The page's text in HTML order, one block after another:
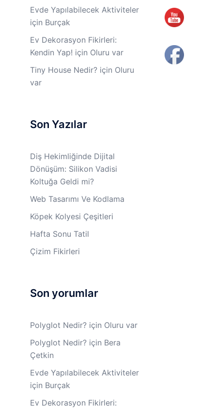
Evde Yapılabilecek Aktiviteler
için Burçak
Ev Dekorasyon Fikirleri:
Kendin Yap! için Oluru var
Tiny House Nedir?için Oluru
var
Son Yazılar
Diş Hekimliğinde Dijital
Dönüşüm: Silikon Vadisi
Koltuğa Geldi mi?
Web Tasarımı Ve Kodlama
Köpek Kolyesi Çeşitleri
Hafta Sonu Tatil
Çizim Fikirleri
Son yorumlar
Polyglot Nedir?için Oluru var
Polyglot Nedir?için Bera
Çetkin
Evde Yapılabilecek Aktiviteler
için Burçak
Ev Dekorasyon Fikirleri: